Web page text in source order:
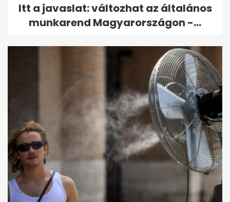
Itt a javaslat: változhat az általános
munkarend Magyarországon -...